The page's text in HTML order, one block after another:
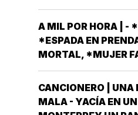
TODOS AQUELLOS
ASPIRAN A SER
DIPUTADOS
LOS 30 DISTRITOS
VERACRUZ POR EL
A MIL POR HORA | -
*ESPADA EN
MORTAL, *MUJER
CANCIONERO | UNA
MALA - YACÍA EN